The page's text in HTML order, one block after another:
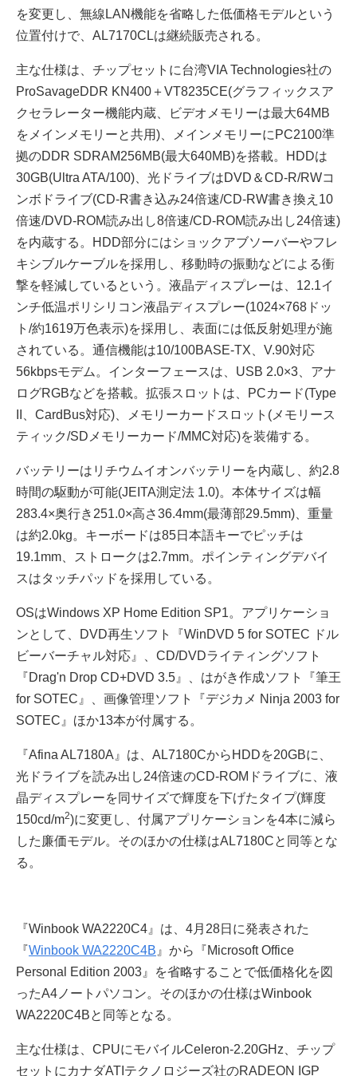
を変更し、無線LAN機能を省略した低価格モデルという
位置付けで、AL7170CLは継続販売される。
主な仕様は、チップセットに台湾VIA Technologies社の
ProSavageDDR KN400＋VT8235CE(グラフィックスア
クセラレーター機能内蔵、ビデオメモリーは最大64MB
をメインメモリーと共用)、メインメモリーにPC2100準
拠のDDR SDRAM256MB(最大640MB)を搭載。HDDは
30GB(Ultra ATA/100)、光ドライブはDVD＆CD-R/RWコ
ンボドライブ(CD-R書き込み24倍速/CD-RW書き換え10
倍速/DVD-ROM読み出し8倍速/CD-ROM読み出し24倍速)
を内蔵する。HDD部分にはショックアブソーバーやフレ
キシブルケーブルを採用し、移動時の振動などによる衝
撃を軽減しているという。液晶ディスプレーは、12.1イ
ンチ低温ポリシリコン液晶ディスプレー(1024×768ドッ
ト/約1619万色表示)を採用し、表面には低反射処理が施
されている。通信機能は10/100BASE-TX、V.90対応
56kbpsモデム。インターフェースは、USB 2.0×3、アナ
ログRGBなどを搭載。拡張スロットは、PCカード(Type
II、CardBus対応)、メモリーカードスロット(メモリース
ティック/SDメモリーカード/MMC対応)を装備する。
バッテリーはリチウムイオンバッテリーを内蔵し、約2.8
時間の駆動が可能(JEITA測定法 1.0)。本体サイズは幅
283.4×奥行き251.0×高さ36.4mm(最薄部29.5mm)、重量
は約2.0kg。キーボードは85日本語キーでピッチは
19.1mm、ストロークは2.7mm。ポインティングデバイ
スはタッチパッドを採用している。
OSはWindows XP Home Edition SP1。アプリケーショ
ンとして、DVD再生ソフト『WinDVD 5 for SOTEC ドル
ビーバーチャル対応』、CD/DVDライティングソフト
『Drag'n Drop CD+DVD 3.5』、はがき作成ソフト『筆王
for SOTEC』、画像管理ソフト『デジカメ Ninja 2003 for
SOTEC』ほか13本が付属する。
『Afina AL7180A』は、AL7180CからHDDを20GBに、
光ドライブを読み出し24倍速のCD-ROMドライブに、液
晶ディスプレーを同サイズで輝度を下げたタイプ(輝度
150cd/m2)に変更し、付属アプリケーションを4本に減ら
した廉価モデル。そのほかの仕様はAL7180Cと同等とな
る。
『Winbook WA2220C4』は、4月28日に発表された
『Winbook WA2220C4B 』から『Microsoft Office
Personal Edition 2003』を省略することで低価格化を図
ったA4ノートパソコン。そのほかの仕様はWinbook
WA2220C4Bと同等となる。
主な仕様は、CPUにモバイルCeleron-2.20GHz、チップ
セットにカナダATIテクノロジーズ社のRADEON IGP